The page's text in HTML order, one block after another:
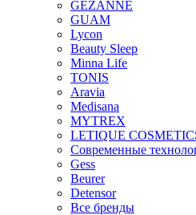
GEZANNE
GUAM
Lycon
Beauty Sleep
Minna Life
TONIS
Aravia
Medisana
MYTREX
LETIQUE
Современные
Gess
Beurer
Detensor
Все бренды